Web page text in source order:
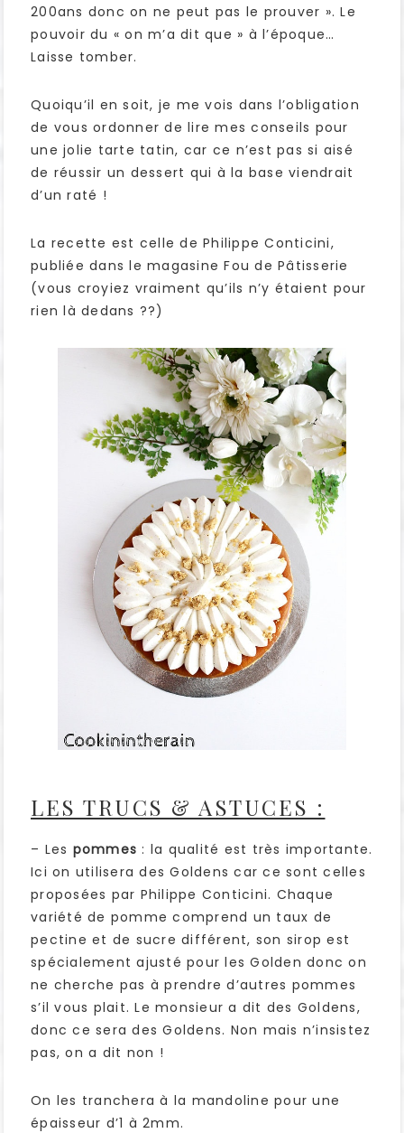
200ans donc on ne peut pas le prouver ». Le
pouvoir du « on m’a dit que » à l’époque…
Laisse tomber.
Quoiqu’il en soit, je me vois dans l’obligation
de vous ordonner de lire mes conseils pour
une jolie tarte tatin, car ce n’est pas si aisé
de réussir un dessert qui à la base viendrait
d’un raté !
La recette est celle de Philippe Conticini,
publiée dans le magasine Fou de Pâtisserie
(vous croyiez vraiment qu’ils n’y étaient pour
rien là dedans ??)
LES TRUCS & ASTUCES :
– Les pommes : la qualité est très importante.
Ici on utilisera des Goldens car ce sont celles
proposées par Philippe Conticini. Chaque
variété de pomme comprend un taux de
pectine et de sucre différent, son sirop est
spécialement ajusté pour les Golden donc on
ne cherche pas à prendre d’autres pommes
s’il vous plait. Le monsieur a dit des Goldens,
donc ce sera des Goldens. Non mais n’insistez
pas, on a dit non !
On les tranchera à la mandoline pour une
épaisseur d’1 à 2mm.